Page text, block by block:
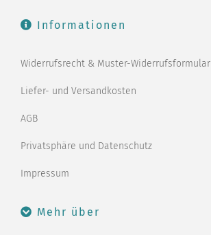
Informationen
Widerrufsrecht & Muster-Widerrufsformular
Liefer- und Versandkosten
AGB
Privatsphäre und Datenschutz
Impressum
Mehr über